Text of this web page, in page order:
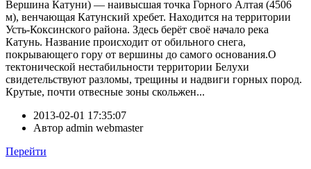
Вершина Катуни) — наивысшая точка Горного Алтая (4506
м), венчающая Катунский хребет. Находится на территории
Усть-Коксинского района. Здесь берёт своё начало река
Катунь. Название происходит от обильного снега,
покрывающего гору от вершины до самого основания.О
тектонической нестабильности территории Белухи
свидетельствуют разломы, трещины и надвиги горных пород.
Крутые, почти отвесные зоны скольжен...
2013-02-01 17:35:07
Автор admin webmaster
Перейти